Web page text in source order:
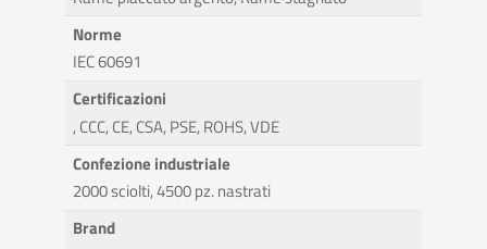
Norme
IEC 60691
Certificazioni
, CCC, CE, CSA, PSE, ROHS, VDE
Confezione industriale
2000 sciolti, 4500 pz. nastrati
Brand